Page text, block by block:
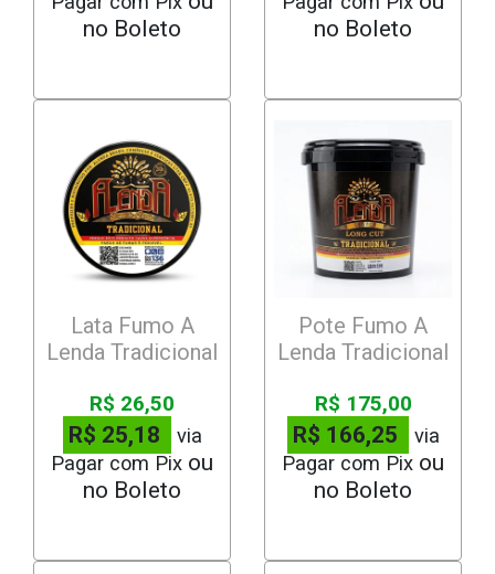
Lata Fumo A
Lenda Tradicional
R$ 26,50
R$ 25,18
via
Pagar com Pix
Pote Fumo A
Lenda Tradicional
R$ 175,00
R$ 166,25
via
Pagar com Pix